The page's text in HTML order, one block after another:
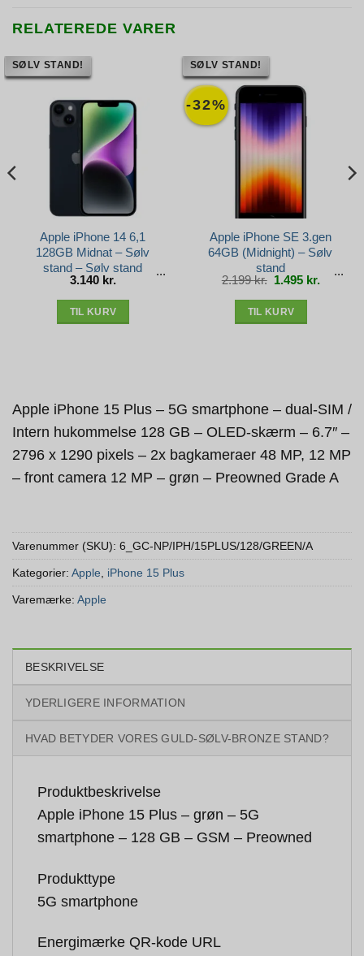
RELATEREDE VARER
SØLV STAND!
Apple iPhone 14 6,1
128GB Midnat – Sølv
stand – Sølv stand
3.140 kr.
TIL KURV
-32%
SØLV STAND!
Apple iPhone SE 3.gen
64GB (Midnight) – Sølv
stand
2.199kr. Den
oprindelige
pris
1.495 kr. Den
aktuelle
pris
TIL KURV
Apple iPhone 15 Plus – 5G smartphone – dual-SIM /
Intern hukommelse 128 GB – OLED-skærm – 6.7″ –
2796 x 1290 pixels – 2x bagkameraer 48 MP, 12 MP
– front camera 12 MP – grøn – Preowned Grade A
Varenummer (SKU): 6_GC-NP/IPH/15PLUS/128/GREEN/A
Kategorier: Apple iPhone 15 Plus
Varemærke: Apple
BESKRIVELSE
YDERLIGERE INFORMATION
HVAD BETYDER VORES GULD-SØLV-BRONZE STAND?
Produktbeskrivelse
Apple iPhone 15 Plus – grøn – 5G
smartphone – 128 GB – GSM – Preowned
Produkttype
5G smartphone
Energimærke QR-kode URL